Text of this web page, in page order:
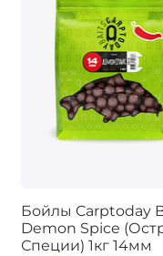
Бойлы Carptoday
Demon Spice
Специи) 1кг 14мм